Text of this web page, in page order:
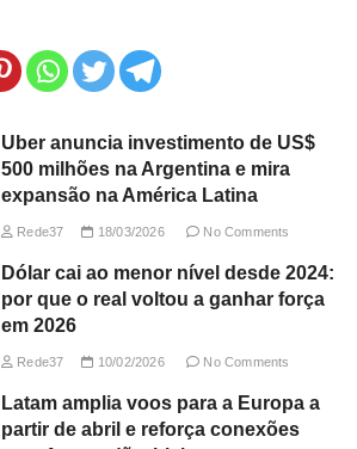
Uber anuncia investimento de US$
500 milhões na Argentina e mira
expansão na América Latina
Rede37 18/03/2026 No Comments
Dólar cai ao menor nível desde 2024:
por que o real voltou a ganhar força
em 2026
Rede37 10/02/2026 No Comments
Latam amplia voos para a Europa a
partir de abril e reforça conexões